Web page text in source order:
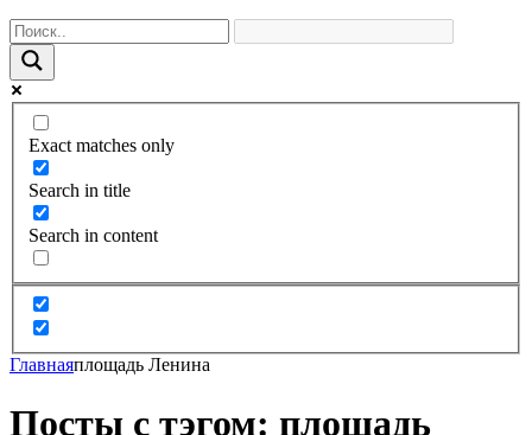
Exact matches only
Search in title
Search in content
Главнаяплощадь Ленина
Посты с тэгом: площадь